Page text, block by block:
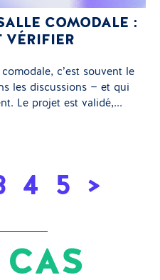
COMODALE :
VÉRIFIER
c’est souvent le
les discussions — et qui
Le projet est validé,...
4 5 >
CAS